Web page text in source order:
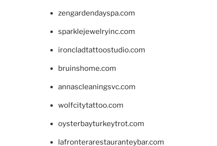
zengardendayspa.com
sparklejewelryinc.com
ironcladtattoostudio.com
bruinshome.com
annascleaningsvc.com
wolfcitytattoo.com
oysterbayturkeytrot.com
lafronterarestauranteybar.com